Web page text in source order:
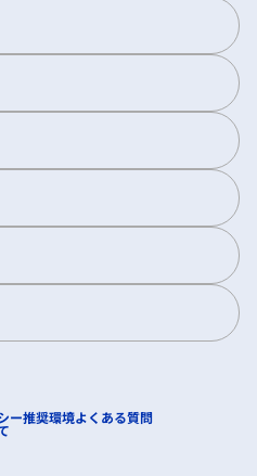
ー推奨環境よくある質問